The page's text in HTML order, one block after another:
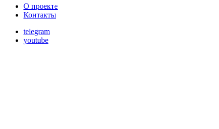
О проекте
Контакты
telegram
youtube